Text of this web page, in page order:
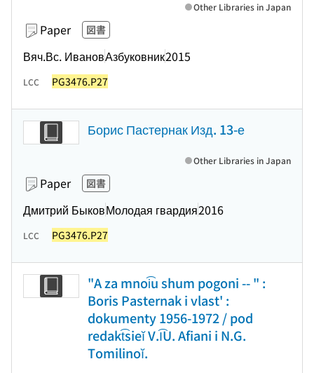
Paper 図書
Вяч.Вс. ИвановАзбуковник2015
Other Libraries in Japan
LCC PG3476.P27
Борис Пастернак Изд. 13-е
Paper 図書
Дмитрий БыковМолодая гвардия2016
Other Libraries in Japan
LCC PG3476.P27
"A za mnoi͡u shum pogoni -- " :
Boris Pasternak i vlast' :
dokumenty 1956-1972 / pod
redakt͡sieĭ V.I͡U. Afiani i N.G.
Tomilinoĭ.